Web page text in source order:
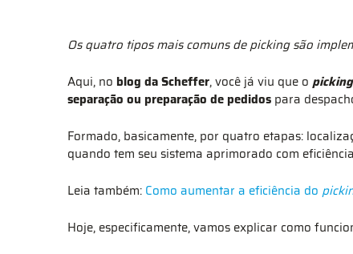
Os quatro tipos mais comuns de picking são
Aqui, no blog da Scheffer, você já viu que o picking
separação ou preparação de pedidos para
Formado, basicamente, por quatro etapas:
quando tem seu sistema aprimorado com
Leia também: Como aumentar a eficiência do
Hoje, especificamente, vamos explicar como